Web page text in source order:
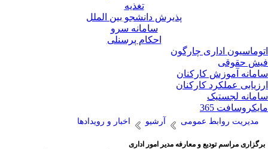
تغذیه
پذیرش دانشجو بین الملل
سامانه سرو
احکام پرسنلی
اداری چارگون
حقوقی
آموزش کارکنان
عملکرد کارکنان
لجستیک
365
مدیریت روابط عمومی آرشیو اخبار و رویدادها
مراسم تودیع و معارفه مدیر امور اداری